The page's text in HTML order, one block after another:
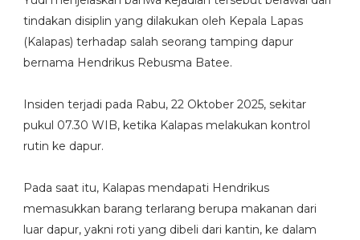
tindakan disiplin yang dilakukan oleh Kepala Lapas
(Kalapas) terhadap salah seorang tamping dapur
bernama Hendrikus Rebusma Batee.
Insiden terjadi pada Rabu, 22 Oktober 2025, sekitar
pukul 07.30 WIB, ketika Kalapas melakukan kontrol
rutin ke dapur.
Pada saat itu, Kalapas mendapati Hendrikus
memasukkan barang terlarang berupa makanan dari
luar dapur, yakni roti yang dibeli dari kantin, ke dalam